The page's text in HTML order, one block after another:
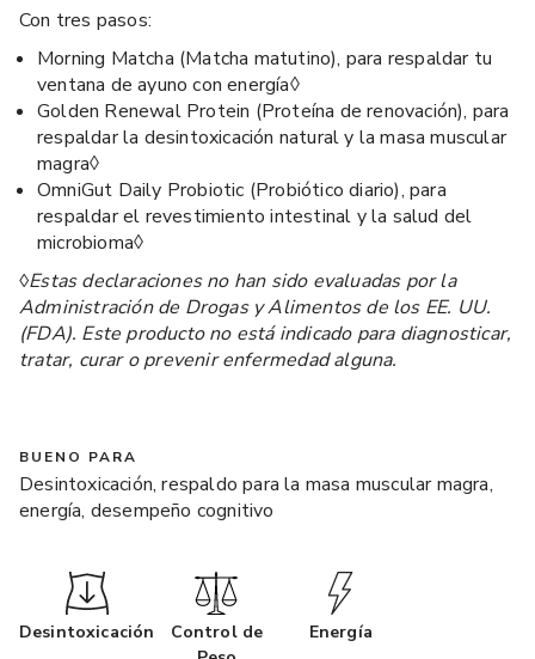
Con tres pasos:
Morning Matcha (Matcha matutino), para respaldar tu
ventana de ayuno con energía◊
Golden Renewal Protein (Proteína de renovación), para
respaldar la desintoxicación natural y la masa muscular
magra◊
OmniGut Daily Probiotic (Probiótico diario), para
respaldar el revestimiento intestinal y la salud del
microbioma◊
◊Estas declaraciones no han sido evaluadas por la
Administración de Drogas y Alimentos de los EE. UU.
(FDA). Este producto no está indicado para diagnosticar,
tratar, curar o prevenir enfermedad alguna.
BUENO PARA
Desintoxicación, respaldo para la masa muscular magra,
energía, desempeño cognitivo
Desintoxicación
Control de
Energía